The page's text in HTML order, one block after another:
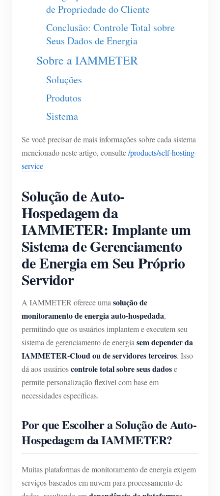
de Propriedade do Cliente
Conclusão: Controle Total sobre
Seus Dados de Energia
Sobre a IAMMETER
Soluções
Produtos
Sistema
Se você precisar de mais informações sobre cada sistema
mencionado neste artigo, consulte/products/self-hosting-
service
Solução de Auto-
Hospedagem da
IAMMETER: Implante um
Sistema de Gerenciamento
de Energia em Seu Próprio
Servidor
A IAMMETER oferece umasolução de
monitoramento de energia auto-hospedada,
permitindo que os usuários implantem e executem seu
sistema de gerenciamento de energiasem depender da
IAMMETER-Cloud ou de servidores terceiros. Isso
dá aos usuárioscontrole total sobre seus dadose
permite personalização flexível com base em
necessidades específicas.
Por que Escolher a Solução de Auto-
Hospedagem da IAMMETER?
Muitas plataformas de monitoramento de energia exigem
serviços baseados em nuvem para processamento de